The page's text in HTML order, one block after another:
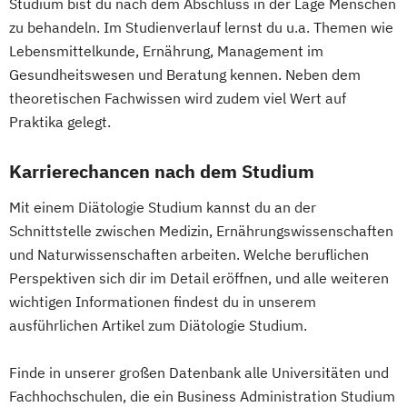
Erwachsenenbildung
Beratung und Personalentwicklung
Eventmanagement Facility Management
Finance
Accounting und Taxation (DE/EN)
Finanzmanagement für Bankkaufleute
Fintech Fitnessökonomie Game Design
Gartenbau General Management
Gerontologie
Gesundheits- und Pflegepädagogik
Gesundheitsmanagement
Gesundheitspsychologie
Gesundheitsökonomie Growth Hacking
Industrielle Mechatronik
Industriewirtschaft / Industrial
Management
Informationsdesign Interaction Design
International Industrial Management
International Supply Management
Prozessentwicklung
Logopädie Luftfahrt / Aviation
Luftverkehrsmanagement
Management internationaler
Geschäftsprozesse
Massenspektrometrie und molekulare
Media Design
Studium bist du nach dem Abschluss in der Lage Menschen
zu behandeln. Im Studienverlauf lernst du u.a. Themen wie
Lebensmittelkunde, Ernährung, Management im
Gesundheitswesen und Beratung kennen. Neben dem
theoretischen Fachwissen wird zudem viel Wert auf
Praktika gelegt.
Karrierechancen nach dem Studium
Mit einem Diätologie Studium kannst du an der
Schnittstelle zwischen Medizin, Ernährungswissenschaften
und Naturwissenschaften arbeiten. Welche beruflichen
Perspektiven sich dir im Detail eröffnen, und alle weiteren
wichtigen Informationen findest du in unserem
ausführlichen Artikel zum Diätologie Studium.
Finde in unserer großen Datenbank alle Universitäten und
Fachhochschulen, die ein Business Administration Studium